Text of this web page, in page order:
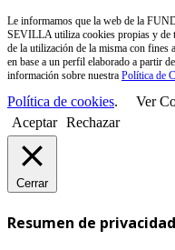
Le informamos que la web de la
SEVILLA utiliza cookies propias y de
de la utilización de la misma con fines
en base a un perfil elaborado a partir
información sobre nuestra Política de
Política de cookies.
Ver
Aceptar Rechazar
Cerrar
Resumen de privacidad